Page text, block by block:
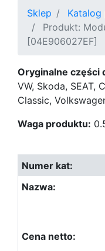
Sklep
Produkt:
[04E906027EF]
Oryginalne części
VW, Skoda, SEAT,
Classic,
Waga produktu: